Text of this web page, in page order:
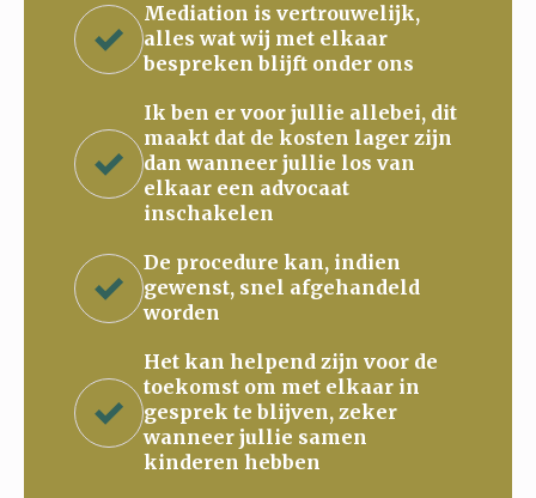
Mediation is vertrouwelijk,
alles wat wij met elkaar
bespreken blijft onder ons
Ik ben er voor jullie allebei, dit
maakt dat de kosten lager zijn
dan wanneer jullie los van
elkaar een advocaat
inschakelen
De procedure kan, indien
gewenst, snel afgehandeld
worden
Het kan helpend zijn voor de
toekomst om met elkaar in
gesprek te blijven, zeker
wanneer jullie samen
kinderen hebben